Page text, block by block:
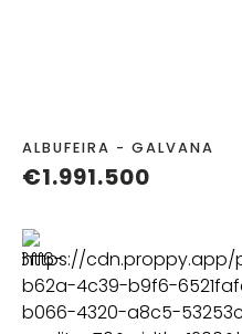
ALBUFEIRA - GALVANA
€1.991.500